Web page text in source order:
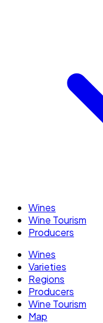
Wines
Wine Tourism
Producers
Wines
Varieties
Regions
Producers
Wine Tourism
Map